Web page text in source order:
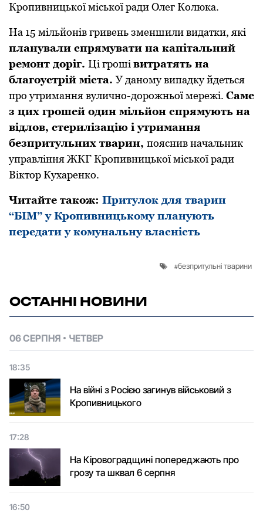
Кропивницької міської ради Олег Колюка.
На 15 мільйонів гривень зменшили видатки, які
планували спрямувати на капітальний
ремонт доріг. Ці гроші витратять на
благоустрій міста.У даному випадку йдеться
про утримання вулично-дорожньої мережі. Саме
з цих грошей один мільйон спрямують на
відлов, стерилізацію і утримання
безпритульних тварин, пояснив начальник
управління ЖКГ Кропивницької міської ради
Віктор Кухаренко.
Читайте також: Притулок для тварин
“БІМ” у Кропивницькому планують
передати у комунальну власність
безпритульні тварини
ОСТАННІ НОВИНИ
06 СЕРПНЯ ЧЕТВЕР
18:35
На війні з Росією загинув військовий з
Кропивницького
17:28
На Кіровоградщині попереджають про
грозу та шквал 6 серпня
16:50